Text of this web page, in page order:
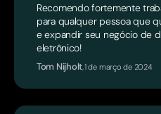
Recomendo fortemente
para qualquer pessoa que
e expandir seu negócio de
eletrônico!
Tom Nijholt,1 de março de 2024